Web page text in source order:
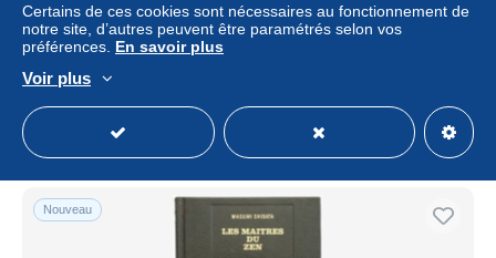
Sciences physiques classe de première A.B
Professionnel
Nouveau
Certains de ces cookies sont nécessaires au fonctionnement de
notre site, d’autres peuvent être paramétrés selon vos
préférences. En savoir plus
Voir plus